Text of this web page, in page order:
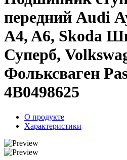
передний Audi
A4, A6, Skoda
Суперб,
Фольксваген
4B0498625
О продукте
Характеристики